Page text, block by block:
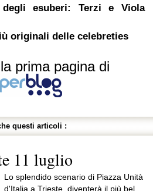
esuberi: Terzi e Viola
originali delle celebreties
prima pagina di
questi articoli :
11 luglio
Lo splendido scenario di Piazza Unità
d'Italia a Trieste, diventerà il più bel